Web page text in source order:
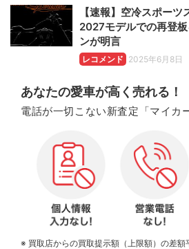
【速報】空冷スポーツ
2027モデルでの再登
ンが明言
レコメンド 2025年6月8日
あなたの愛車が高く売れる！
電話が一切こない新査定「マイカ
※ 買取店からの買取提示額（上限額）の差額